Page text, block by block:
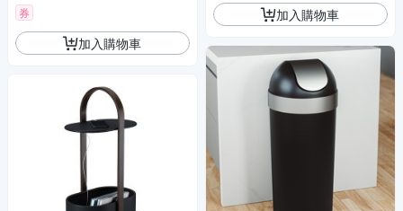
券
加入購物車
加入購物車